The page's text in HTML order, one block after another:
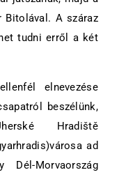
Bitolával. A száraz
tudni erről a két
elnevezése
beszélünk,
Hradiště
ad
Dél-Morvaország